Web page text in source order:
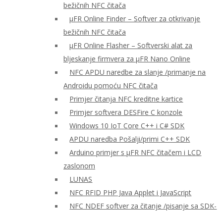
bežičnih NFC čitača
μFR Online Finder – Softver za otkrivanje
bežičnih NFC čitača
μFR Online Flasher – Softverski alat za
bljeskanje firmvera za μFR Nano Online
NFC APDU naredbe za slanje /primanje na
Androidu pomoću NFC čitača
Primjer čitanja NFC kreditne kartice
Primjer softvera DESFire C konzole
Windows 10 IoT Core C++ i C# SDK
APDU naredba Pošalji/primi C++ SDK
Arduino primjer s μFR NFC čitačem i LCD
zaslonom
LUNAS
NFC RFID PHP Java Applet i JavaScript
NFC NDEF softver za čitanje /pisanje sa SDK-